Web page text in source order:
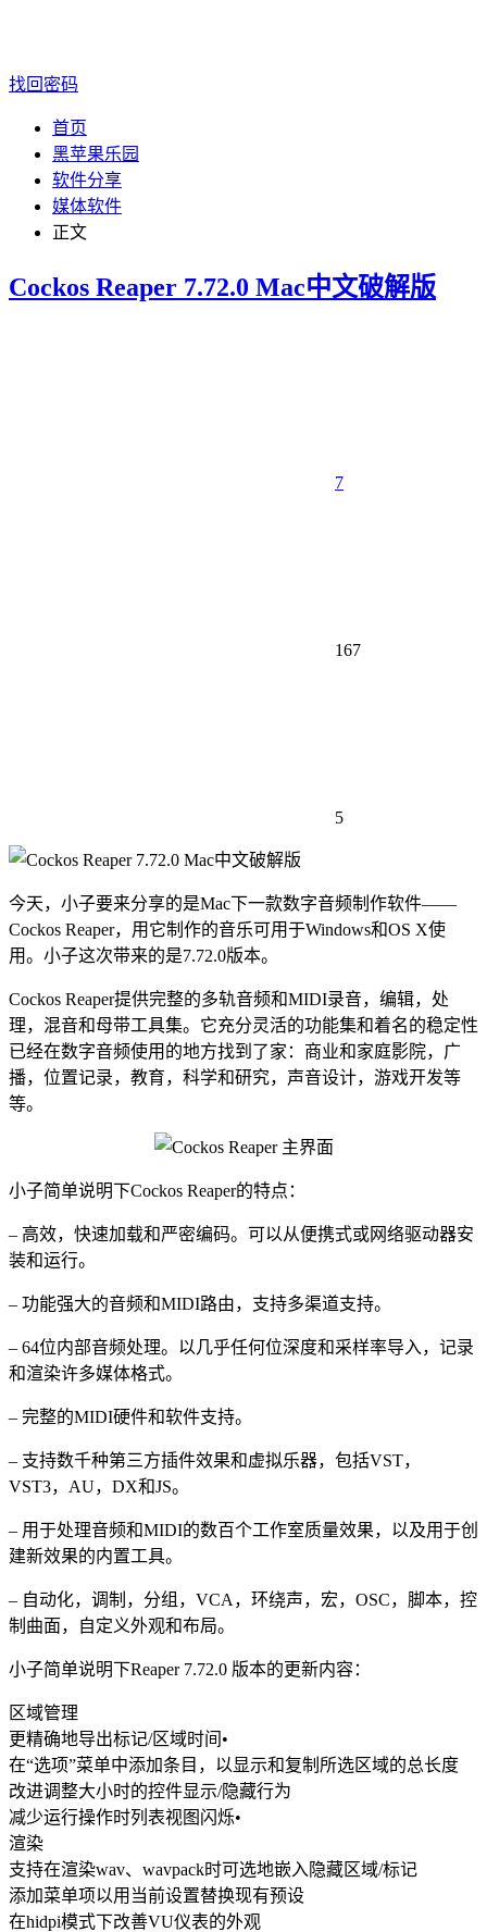
找回密码
首页
黑苹果乐园
软件分享
媒体软件
正文
Cockos Reaper 7.72.0 Mac中文破解版
7
167
5
今天，小子要来分享的是Mac下一款数字音频制作软件——
Cockos Reaper，用它制作的音乐可用于Windows和OS X使
用。小子这次带来的是7.72.0版本。
Cockos Reaper提供完整的多轨音频和MIDI录音，编辑，处
理，混音和母带工具集。它充分灵活的功能集和着名的稳定性
已经在数字音频使用的地方找到了家：商业和家庭影院，广
播，位置记录，教育，科学和研究，声音设计，游戏开发等
等。
小子简单说明下Cockos Reaper的特点：
– 高效，快速加载和严密编码。可以从便携式或网络驱动器安
装和运行。
– 功能强大的音频和MIDI路由，支持多渠道支持。
– 64位内部音频处理。以几乎任何位深度和​​采样率导入，记录
和渲染许多媒体格式。
– 完整的MIDI硬件和软件支持。
– 支持数千种第三方插件效果和虚拟乐器，包括VST，
VST3，AU，DX和JS。
– 用于处理音频和MIDI的数百个工作室质量效果，以及用于创
建新效果的内置工具。
– 自动化，调制，分组，VCA，环绕声，宏，OSC，脚本，控
制曲面，自定义外观和布局。
小子简单说明下Reaper 7.72.0 版本的更新内容：
区域管理
更精确地导出标记/区域时间•
在“选项”菜单中添加条目，以显示和复制所选区域的总长度
改进调整大小时的控件显示/隐藏行为
减少运行操作时列表视图闪烁•
渲染
支持在渲染wav、wavpack时可选地嵌入隐藏区域/标记
添加菜单项以用当前设置替换现有预设
在hidpi模式下改善VU仪表的外观